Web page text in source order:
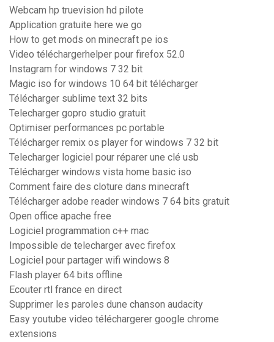
Webcam hp truevision hd pilote
Application gratuite here we go
How to get mods on minecraft pe ios
Video téléchargerhelper pour firefox 52.0
Instagram for windows 7 32 bit
Magic iso for windows 10 64 bit télécharger
Télécharger sublime text 32 bits
Telecharger gopro studio gratuit
Optimiser performances pc portable
Télécharger remix os player for windows 7 32 bit
Telecharger logiciel pour réparer une clé usb
Télécharger windows vista home basic iso
Comment faire des cloture dans minecraft
Télécharger adobe reader windows 7 64 bits gratuit
Open office apache free
Logiciel programmation c++ mac
Impossible de telecharger avec firefox
Logiciel pour partager wifi windows 8
Flash player 64 bits offline
Ecouter rtl france en direct
Supprimer les paroles dune chanson audacity
Easy youtube video téléchargerer google chrome
extensions